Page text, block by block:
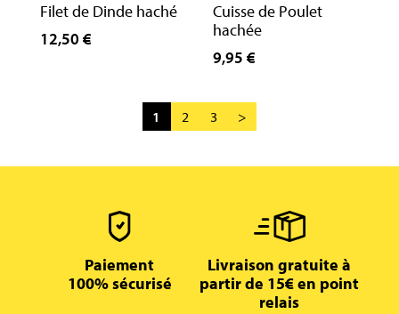
Filet de Dinde haché
12,50 €
Cuisse de Poulet
hachée
9,95 €
1 2 3 >
Paiement
100% sécurisé
Livraison gratuite à
partir de 15€ en point
relais